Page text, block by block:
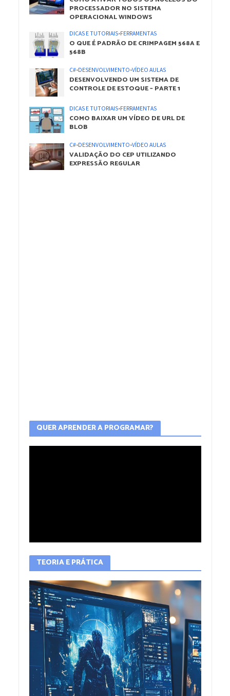
PROCESSADOR NO SISTEMA
OPERACIONAL WINDOWS
DICAS E TUTORIAIS•FERRAMENTAS
O QUE É PADRÃO DE CRIMPAGEM 568A E
568B
C#•DESENVOLVIMENTO•VÍDEO AULAS
DESENVOLVENDO UM SISTEMA DE
CONTROLE DE ESTOQUE – PARTE 1
DICAS E TUTORIAIS•FERRAMENTAS
COMO BAIXAR UM VÍDEO DE URL DE
BLOB
C#•DESENVOLVIMENTO•VÍDEO AULAS
VALIDAÇÃO DO CEP UTILIZANDO
EXPRESSÃO REGULAR
QUER APRENDER A PROGRAMAR?
TEORIA E PRÁTICA